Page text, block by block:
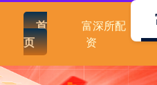
首
页
富深所配
资